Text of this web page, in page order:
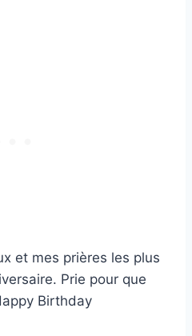
et mes prières les plus
Prie pour que
Birthday